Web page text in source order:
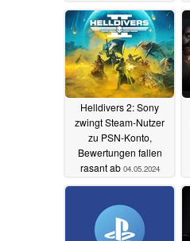
06.05.2024
Helldivers 2: Sony
zwingt Steam-Nutzer
zu PSN-Konto,
Bewertungen fallen
rasant ab 04.05.2024